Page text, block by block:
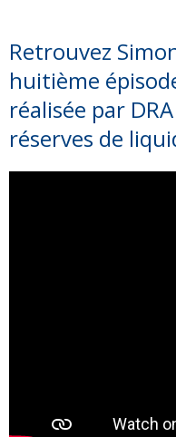
Retrouvez
huitième
réalisée par
réserves de